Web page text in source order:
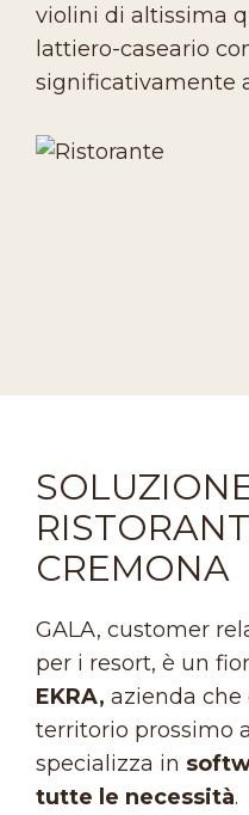
violini di altissima
lattiero-caseario
significativamente
CREMONA
GALA, customer
per i resort, è un
EKRA, azienda che
territorio prossimo a
specializza in
tutte le necessità.